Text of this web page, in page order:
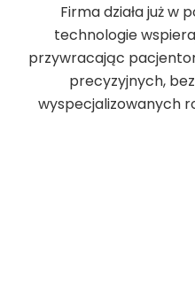
Firma działa już w
technologie
przywracając
precyzyjnych,
wyspecjalizowanych